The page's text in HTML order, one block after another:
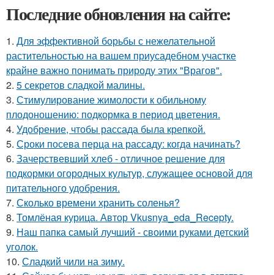
Последние обновления на сайте:
1. Для эффективной борьбы с нежелательной
растительностью на вашем приусадебном участке
крайне важно понимать природу этих "Врагов".
2. 5 секретов сладкой малины.
3. Стимулирование жимолости к обильному
плодоношению: подкормка в период цветения.
4. Удобрение, чтобы рассада была крепкoй.
5. Сроки посева перца на рассаду: когда начинать?
6. Зачерствевший хлеб - отличное решение для
подкормки огородных культур, служащее основой для
питательного удобрения.
7. Сколько времени хранить соленья?
8. Томлёная курица. Автор Vkusnya_eda_Recepty.
9. Наш папка самый лучший - своими руками детский
уголок.
10. Сладкий чили на зиму.